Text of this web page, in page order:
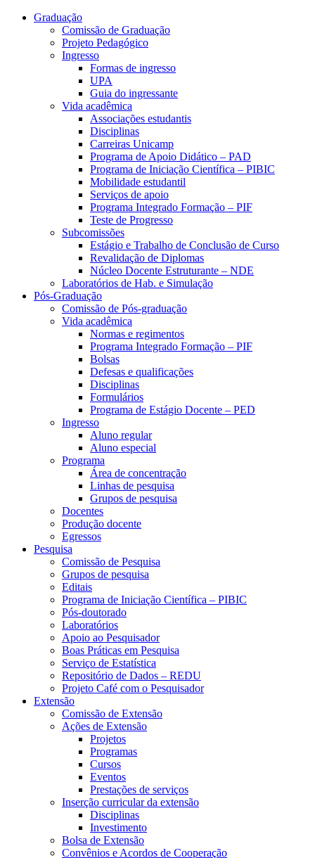
Graduação
Comissão de Graduação
Projeto Pedagógico
Ingresso
Formas de ingresso
UPA
Guia do ingressante
Vida acadêmica
Associações estudantis
Disciplinas
Carreiras Unicamp
Programa de Apoio Didático – PAD
Programa de Iniciação Científica – PIBIC
Mobilidade estudantil
Serviços de apoio
Programa Integrado Formação – PIF
Teste de Progresso
Subcomissões
Estágio e Trabalho de Conclusão de Curso
Revalidação de Diplomas
Núcleo Docente Estruturante – NDE
Laboratórios de Hab. e Simulação
Pós-Graduação
Comissão de Pós-graduação
Vida acadêmica
Normas e regimentos
Programa Integrado Formação – PIF
Bolsas
Defesas e qualificações
Disciplinas
Formulários
Programa de Estágio Docente – PED
Ingresso
Aluno regular
Aluno especial
Programa
Área de concentração
Linhas de pesquisa
Grupos de pesquisa
Docentes
Produção docente
Egressos
Pesquisa
Comissão de Pesquisa
Grupos de pesquisa
Editais
Programa de Iniciação Científica – PIBIC
Pós-doutorado
Laboratórios
Apoio ao Pesquisador
Boas Práticas em Pesquisa
Serviço de Estatística
Repositório de Dados – REDU
Projeto Café com o Pesquisador
Extensão
Comissão de Extensão
Ações de Extensão
Projetos
Programas
Cursos
Eventos
Prestações de serviços
Inserção curricular da extensão
Disciplinas
Investimento
Bolsa de Extensão
Convênios e Acordos de Cooperação